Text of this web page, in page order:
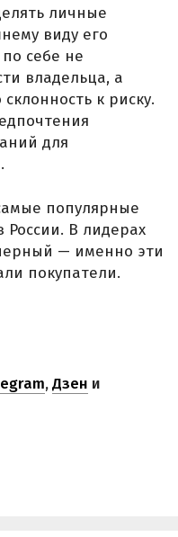
личные
виду его
себе не
владельца, а
к риску.
для
популярные
России. В лидерах
— именно эти
покупатели.
,Дзен и